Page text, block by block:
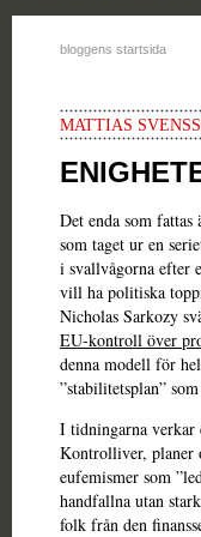
bloggens startsida
MATTIAS
Det enda som
som taget ur en
i svallvågorna efter
vill ha politiska
Nicholas Sarkozy
EU-kontroll över
denna modell för
”stabilitetsplan”
I tidningarna verkar
Kontrolliver, planer
eufemismer som
handfallna utan
folk från den